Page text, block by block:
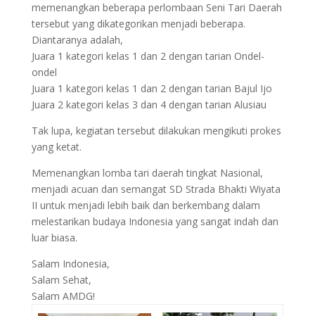
memenangkan beberapa perlombaan Seni Tari Daerah
tersebut yang dikategorikan menjadi beberapa.
Diantaranya adalah,
Juara 1 kategori kelas 1 dan 2 dengan tarian Ondel-
ondel
Juara 1 kategori kelas 1 dan 2 dengan tarian Bajul Ijo
Juara 2 kategori kelas 3 dan 4 dengan tarian Alusiau
Tak lupa, kegiatan tersebut dilakukan mengikuti prokes
yang ketat.
Memenangkan lomba tari daerah tingkat Nasional,
menjadi acuan dan semangat SD Strada Bhakti Wiyata
II untuk menjadi lebih baik dan berkembang dalam
melestarikan budaya Indonesia yang sangat indah dan
luar biasa.
Salam Indonesia,
Salam Sehat,
Salam AMDG!